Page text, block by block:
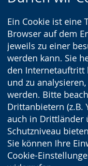
Ein Cookie ist eine
Browser auf dem
jeweils zu einer
werden kann. Sie
den Internetauftritt
und zu
werden. Bitte
Drittanbietern (z.B.
auch in Drittländer
Schutzniveau
Sie können Ihre
Cookie-